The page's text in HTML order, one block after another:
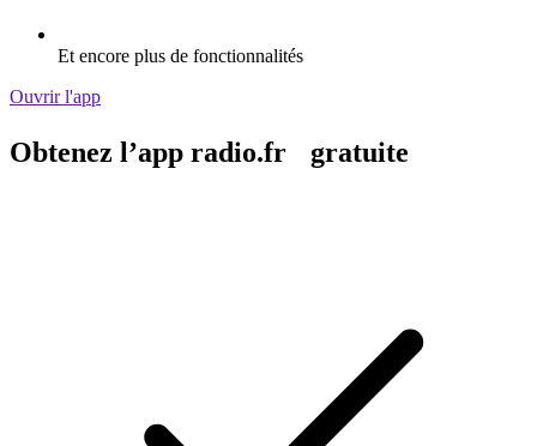
Et encore plus de fonctionnalités
Ouvrir l'app
Obtenez l’app radio.fr gratuite